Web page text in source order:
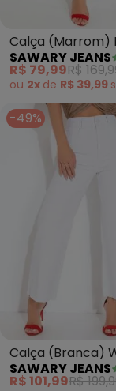
Calça (Marrom)
Jeans com
Sawary
SAWARY JEANS
R$ 79,99R$
ou 2x de R$ 39,99
-49%
Calça (Branca)
Cropped Sawary
SAWARY JEANS
R$ 101,99R$